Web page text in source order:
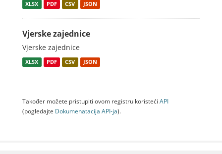
XLSX PDF CSV JSON
Vjerske zajednice
Vjerske zajednice
XLSX PDF CSV JSON
Također možete pristupiti ovom registru koristeći API
(pogledajte Dokumenаtаcijа API-jа).